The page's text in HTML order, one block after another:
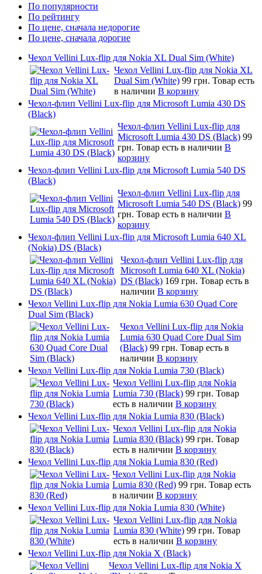
По популярности
По рейтингу
По цене, сначала недорогие
По цене, сначала дорогие
Чехол Vellini Lux-flip для Nokia XL Dual Sim (White)
Чехол Vellini Lux-flip для Nokia XL
Dual Sim (White) 99 грн. Товар есть
в наличии В корзину
Чехол-флип Vellini Lux-flip для Microsoft Lumia 430 DS
(Black)
Чехол-флип Vellini Lux-flip для
Microsoft Lumia 430 DS (Black) 99
грн. Товар есть в наличии В
корзину
Чехол-флип Vellini Lux-flip для Microsoft Lumia 540 DS
(Black)
Чехол-флип Vellini Lux-flip для
Microsoft Lumia 540 DS (Black) 99
грн. Товар есть в наличии В
корзину
Чехол-флип Vellini Lux-flip для Microsoft Lumia 640 XL
(Nokia) DS (Black)
Чехол-флип Vellini Lux-flip для
Microsoft Lumia 640 XL (Nokia)
DS (Black) 169 грн. Товар есть в
наличии В корзину
Чехол Vellini Lux-flip для Nokia Lumia 630 Quad Core
Dual Sim (Black)
Чехол Vellini Lux-flip для Nokia
Lumia 630 Quad Core Dual Sim
(Black) 99 грн. Товар есть в
наличии В корзину
Чехол Vellini Lux-flip для Nokia Lumia 730 (Black)
Чехол Vellini Lux-flip для Nokia
Lumia 730 (Black) 99 грн. Товар
есть в наличии В корзину
Чехол Vellini Lux-flip для Nokia Lumia 830 (Black)
Чехол Vellini Lux-flip для Nokia
Lumia 830 (Black) 99 грн. Товар
есть в наличии В корзину
Чехол Vellini Lux-flip для Nokia Lumia 830 (Red)
Чехол Vellini Lux-flip для Nokia
Lumia 830 (Red) 99 грн. Товар есть
в наличии В корзину
Чехол Vellini Lux-flip для Nokia Lumia 830 (White)
Чехол Vellini Lux-flip для Nokia
Lumia 830 (White) 99 грн. Товар
есть в наличии В корзину
Чехол Vellini Lux-flip для Nokia X (Black)
Чехол Vellini Lux-flip для Nokia X